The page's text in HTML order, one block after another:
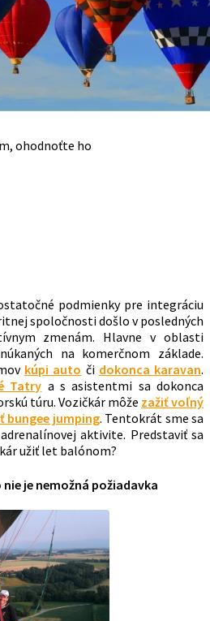
ohodnoťte ho
podmienky pre integráciu
spoločnosti došlo v posledných
zmenám. Hlavne v oblasti
na komerčnom základe.
kúpi auto či dokonca karavan.
Tatry a s asistentmi sa dokonca
túru. Vozičkár môže zažiť voľný
bungee jumping. Tentokrát sme sa
aktivite. Predstaviť sa
užiť let balónom?
je nemožná požiadavka